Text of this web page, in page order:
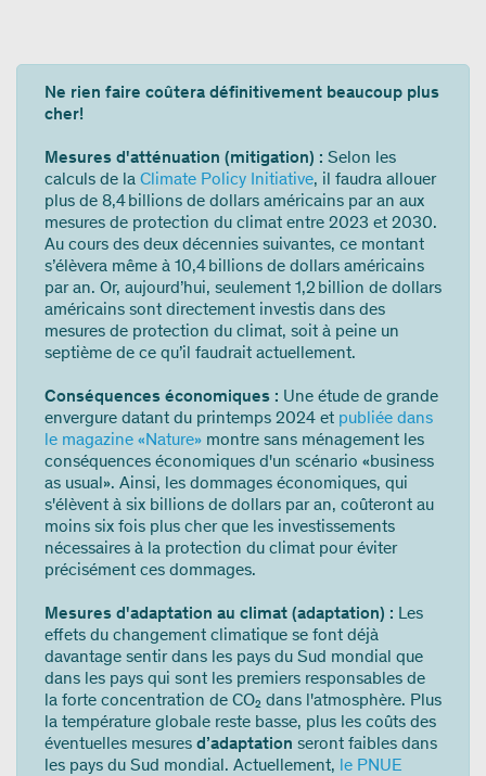
Ne rien faire coûtera définitivement beaucoup plus
cher!
Mesures d'atténuation (mitigation) : Selon les
calculs de la Climate Policy Initiative, il faudra allouer
plus de 8,4 billions de dollars américains par an aux
mesures de protection du climat entre 2023 et 2030.
Au cours des deux décennies suivantes, ce montant
s’élèvera même à 10,4 billions de dollars américains
par an. Or, aujourd’hui, seulement 1,2 billion de dollars
américains sont directement investis dans des
mesures de protection du climat, soit à peine un
septième de ce qu’il faudrait actuellement.
Conséquences économiques : Une étude de grande
envergure datant du printemps 2024 et publiée dans
le magazine «Nature» montre sans ménagement les
conséquences économiques d'un scénario «business
as usual». Ainsi, les dommages économiques, qui
s'élèvent à six billions de dollars par an, coûteront au
moins six fois plus cher que les investissements
nécessaires à la protection du climat pour éviter
précisément ces dommages.
Mesures d'adaptation au climat (adaptation) : Les
effets du changement climatique se font déjà
davantage sentir dans les pays du Sud mondial que
dans les pays qui sont les premiers responsables de
la forte concentration de CO₂ dans l'atmosphère. Plus
la température globale reste basse, plus les coûts des
éventuelles mesures d’adaptation seront faibles dans
les pays du Sud mondial. Actuellement, le PNUE